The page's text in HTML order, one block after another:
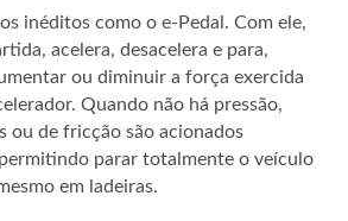
inéditos como o e-Pedal. Com ele,
acelera, desacelera e para,
ou diminuir a força exercida
Quando não há pressão,
ou de fricção são acionados
parar totalmente o veículo
em ladeiras.